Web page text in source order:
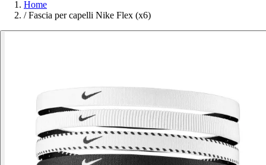
Home
/ Fascia per capelli Nike Flex (x6)